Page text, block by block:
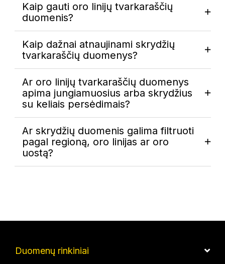
Kaip gauti oro linijų tvarkaraščių
duomenis?
Kaip dažnai atnaujinami skrydžių
tvarkaraščių duomenys?
Ar oro linijų tvarkaraščių duomenys
apima jungiamuosius arba skrydžius
su keliais persėdimais?
Ar skrydžių duomenis galima filtruoti
pagal regioną, oro linijas ar oro
uostą?
Duomenų rinkiniai